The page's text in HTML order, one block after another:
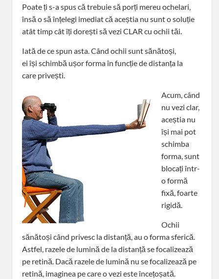
Poate ți s-a spus că trebuie să porți mereu ochelari,
însă o să înțelegi imediat că aceștia nu sunt o soluție
atât timp cât îți dorești să vezi CLAR cu ochii tăi.
Iată de ce spun asta. Când ochii sunt sănătoși,
ei își schimbă ușor forma în funcție de distanța la
care privești.
Acum, când
nu vezi clar,
aceștia nu
își mai pot
schimba
forma, sunt
blocați într-
o formă
fixă, foarte
rigidă.
Ochii
sănătoși când privesc la distanță, au o forma sferică.
Astfel, razele de lumină de la distanță se focalizează
pe retină. Dacă razele de lumină nu se focalizează pe
retină, imaginea pe care o vezi este încețoșată.